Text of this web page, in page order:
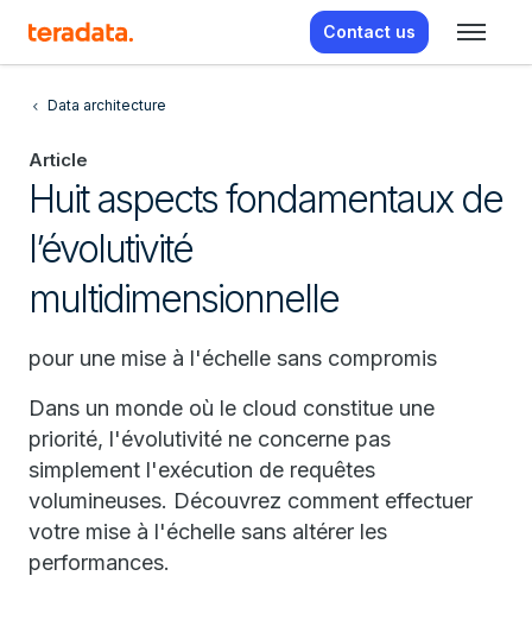
Contact us
Data architecture
Article
Huit aspects fondamentaux de
l’évolutivité
multidimensionnelle
pour une mise à l'échelle sans compromis
Dans un monde où le cloud constitue une
priorité, l'évolutivité ne concerne pas
simplement l'exécution de requêtes
volumineuses. Découvrez comment effectuer
votre mise à l'échelle sans altérer les
performances.